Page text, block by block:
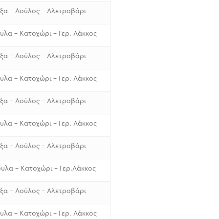
– Λούλος – Αλετροβάρι
– Κατοχώρι – Γερ. Λάκκος
– Λούλος – Αλετροβάρι
– Κατοχώρι – Γερ. Λάκκος
– Λούλος – Αλετροβάρι
– Κατοχώρι – Γερ. Λάκκος
– Λούλος – Αλετροβάρι
– Κατοχώρι – Γερ.Λάκκος
– Λούλος – Αλετροβάρι
– Κατοχώρι – Γερ. Λάκκος